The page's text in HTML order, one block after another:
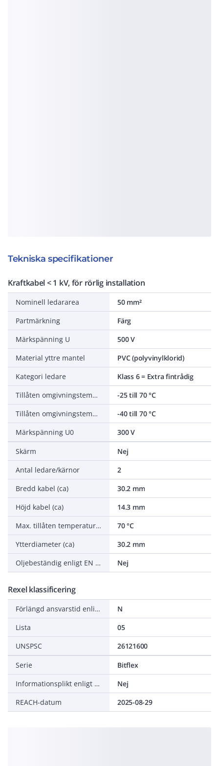
Tekniska specifikationer
Kraftkabel < 1 kV, för rörlig installation
Nominell ledararea
50 mm²
Partmärkning
Färg
Märkspänning U
500 V
Material yttre mantel
PVC (polyvinylklorid)
Kategori ledare
Klass 6 = Extra fintrådig
Tillåten omgivningstemperatur under montering/hantering
-25 till 70 °C
Tillåten omgivningstemperatur under drift utan vibrationer
-40 till 70 °C
Märkspänning U0
300 V
Skärm
Nej
Antal ledare/kärnor
2
Bredd kabel (ca)
30.2 mm
Höjd kabel (ca)
14.3 mm
Max. tillåten temperatur ledare
70 °C
Ytterdiameter (ca)
30.2 mm
Oljebeständig enligt EN IEC 60811-404
Nej
Rexel klassificering
Förlängd ansvarstid enligt ALEM-09
N
Lista
05
UNSPSC
26121600
Serie
Bitflex
Informationsplikt enligt REACH
Nej
REACH-datum
2025-08-29